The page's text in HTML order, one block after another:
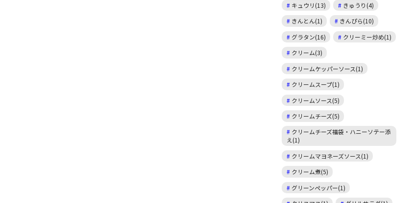
キュウリ(13)
きゅうり(4)
きんとん(1)
きんぴら(10)
グラタン(16)
クリーミー炒め(1)
クリーム(3)
クリームケッパーソース(1)
クリームスープ(1)
クリームソース(5)
クリームチーズ(5)
クリームチーズ福袋・ハニーソテー添
え(1)
クリームマヨネーズソース(1)
クリーム煮(5)
グリーンペッパー(1)